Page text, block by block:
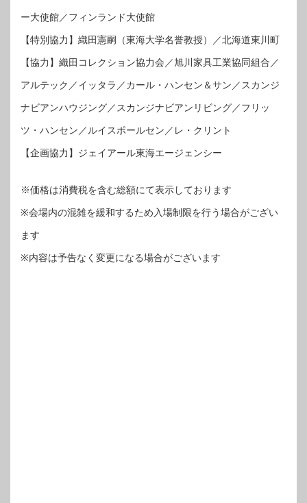
ー大使館／フィンランド大使館
【特別協力】織田憲嗣（東海大学名誉教授）／北海道東川町
【協力】織田コレクション協力会／旭川家具工業協同組合／
アルテック／イッタラ／カール・ハンセン＆サン／スカンジ
ナビアンハウジング／スカンジナビアンリビング／フリッ
ツ・ハンセン／ルイスポールセン／レ・クリント
【企画協力】ジェイアール東海エージェンシー
※価格は消費税を含む総額にて表示しております
※会場内の混雑を緩和するため入場制限を行う場合がござい
ます
※内容は予告なく変更になる場合がございます